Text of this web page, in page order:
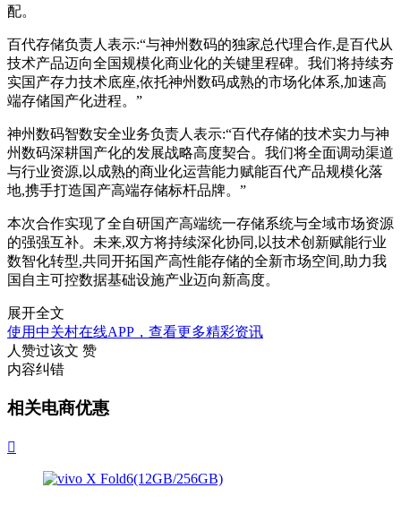
配。
百代存储负责人表示:“与神州数码的独家总代理合作,是百代从
技术产品迈向全国规模化商业化的关键里程碑。我们将持续夯
实国产存力技术底座,依托神州数码成熟的市场化体系,加速高
端存储国产化进程。”
神州数码智数安全业务负责人表示:“百代存储的技术实力与神
州数码深耕国产化的发展战略高度契合。我们将全面调动渠道
与行业资源,以成熟的商业化运营能力赋能百代产品规模化落
地,携手打造国产高端存储标杆品牌。”
本次合作实现了全自研国产高端统一存储系统与全域市场资源
的强强互补。未来,双方将持续深化协同,以技术创新赋能行业
数智化转型,共同开拓国产高性能存储的全新市场空间,助力我
国自主可控数据基础设施产业迈向新高度。
展开全文
使用中关村在线APP，查看更多精彩资讯
人赞过该文 赞
内容纠错
相关电商优惠
